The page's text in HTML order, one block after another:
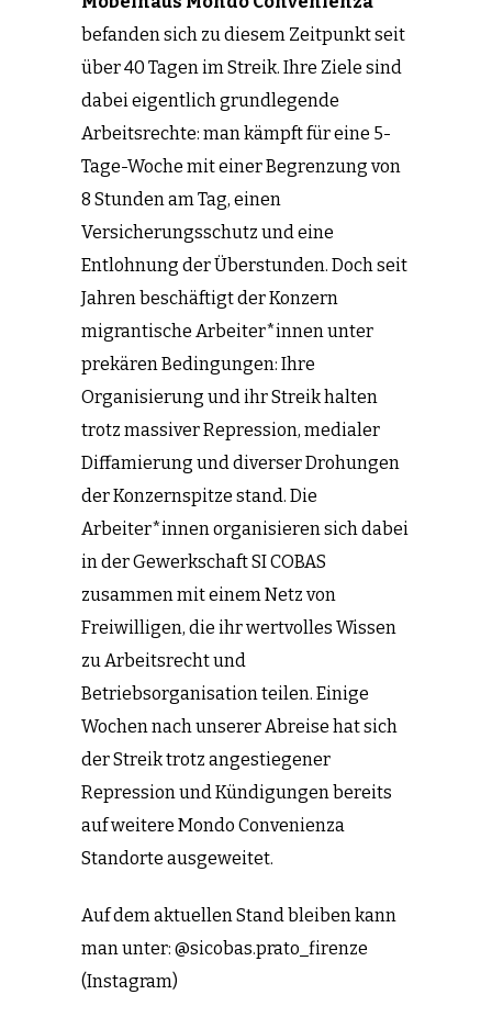
befanden sich zu diesem Zeitpunkt seit
über 40 Tagen im Streik. Ihre Ziele sind
dabei eigentlich grundlegende
Arbeitsrechte: man kämpft für eine 5-
Tage-Woche mit einer Begrenzung von
8 Stunden am Tag, einen
Versicherungsschutz und eine
Entlohnung der Überstunden. Doch seit
Jahren beschäftigt der Konzern
migrantische Arbeiter*innen unter
prekären Bedingungen: Ihre
Organisierung und ihr Streik halten
trotz massiver Repression, medialer
Diffamierung und diverser Drohungen
der Konzernspitze stand. Die
Arbeiter*innen organisieren sich dabei
in der Gewerkschaft SI COBAS
zusammen mit einem Netz von
Freiwilligen, die ihr wertvolles Wissen
zu Arbeitsrecht und
Betriebsorganisation teilen. Einige
Wochen nach unserer Abreise hat sich
der Streik trotz angestiegener
Repression und Kündigungen bereits
auf weitere Mondo Convenienza
Standorte ausgeweitet.
Auf dem aktuellen Stand bleiben kann
man unter: @sicobas.prato_firenze
(Instagram)